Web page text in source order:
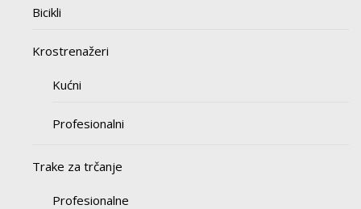
Bicikli
Krostrenažeri
Kućni
Profesionalni
Trake za trčanje
Profesionalne